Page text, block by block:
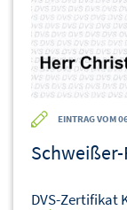
EINTRAG VOM
DVS-Zertifikat